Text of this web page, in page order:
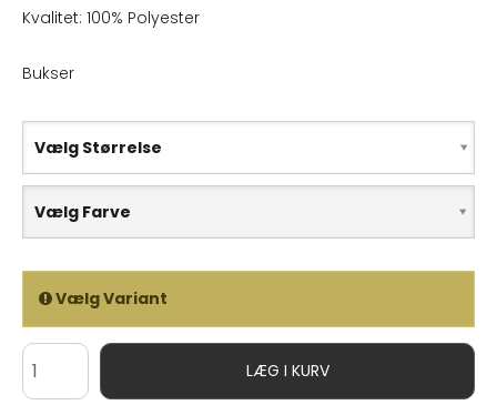
Kvalitet: 100% Polyester
Bukser
Vælg Størrelse
Vælg Farve
Vælg Variant
LÆG I KURV